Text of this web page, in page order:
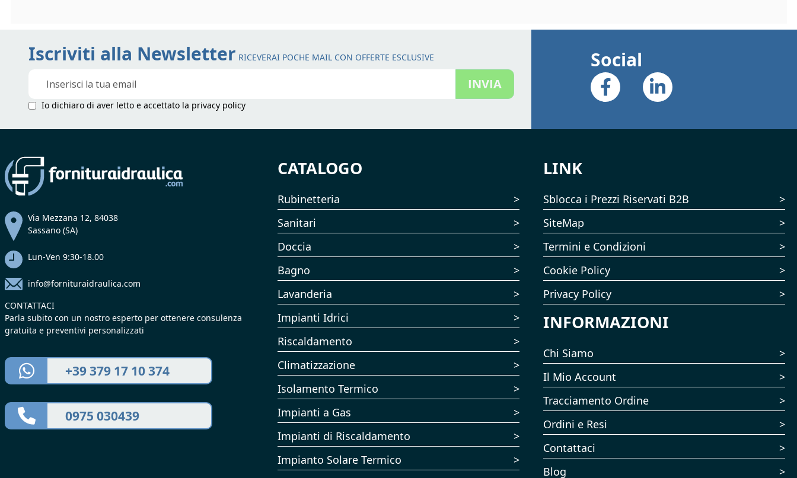
Iscriviti alla Newsletter RICEVERAI POCHE MAIL CON OFFERTE ESCLUSIVE
Newsletter:
INVIA
Io dichiaro di aver letto e accettato la privacy policy
Social
Via Mezzana 12, 84038
Sassano (SA)
Lun-Ven 9:30-18.00
info@fornituraidraulica.com
CONTATTACI
Parla subito con un nostro esperto per ottenere consulenza
gratuita e preventivi personalizzati
+39 379 17 10 374
0975 030439
CATALOGO
Rubinetteria
Sanitari
Doccia
Bagno
Lavanderia
Impianti Idrici
Riscaldamento
Climatizzazione
Isolamento Termico
Impianti a Gas
Impianti di Riscaldamento
Impianto Solare Termico
LINK
Sblocca i Prezzi Riservati B2B
SiteMap
Termini e Condizioni
Cookie Policy
Privacy Policy
INFORMAZIONI
Chi Siamo
Il Mio Account
Tracciamento Ordine
Ordini e Resi
Contattaci
Blog